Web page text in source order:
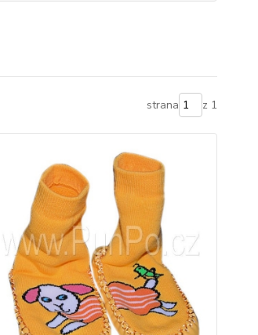
strana z 1